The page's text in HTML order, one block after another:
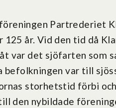
Partrederiet
år. Vid den tid då
var det sjöfarten som
befolkningen var till
storhetstid förbi
den nybildade